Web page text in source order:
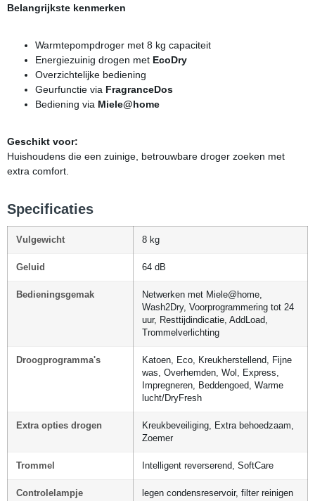
Belangrijkste kenmerken
Warmtepompdroger met 8 kg capaciteit
Energiezuinig drogen met EcoDry
Overzichtelijke bediening
Geurfunctie via FragranceDos
Bediening via Miele@home
Geschikt voor:
Huishoudens die een zuinige, betrouwbare droger zoeken met
extra comfort.
Specificaties
Vulgewicht 8 kg
Geluid 64 dB
Bedieningsgemak
Netwerken met Miele@home,
Wash2Dry, Voorprogrammering tot 24
uur, Resttijdindicatie, AddLoad,
Trommelverlichting
Droogprogramma's
Katoen, Eco, Kreukherstellend, Fijne
was, Overhemden, Wol, Express,
Impregneren, Beddengoed, Warme
lucht/DryFresh
Extra opties drogen
Kreukbeveiliging, Extra behoedzaam,
Zoemer
Trommel Intelligent reverserend, SoftCare
Controlelampje legen condensreservoir, filter reinigen